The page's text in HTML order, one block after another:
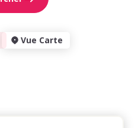
Vue Carte